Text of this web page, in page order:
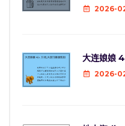
2026-
大连娘娘
2026-